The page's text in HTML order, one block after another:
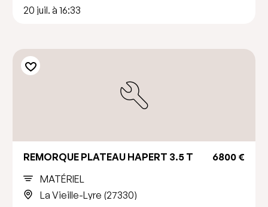
20 juil. à 16:33
REMORQUE PLATEAU HAPERT 3.5 T
6800 €
MATÉRIEL
La Vieille-Lyre (27330)